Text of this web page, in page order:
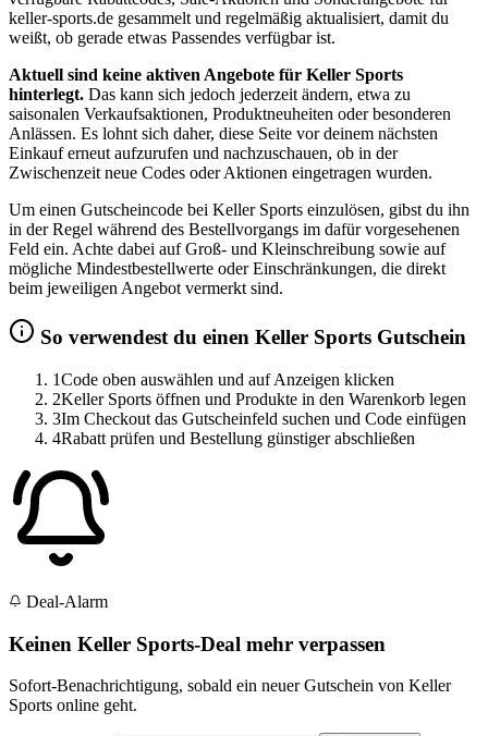
keller-sports.de gesammelt und regelmäßig aktualisiert, damit du
weißt, ob gerade etwas Passendes verfügbar ist.
Aktuell sind keine aktiven Angebote für Keller Sports
hinterlegt. Das kann sich jedoch jederzeit ändern, etwa zu
saisonalen Verkaufsaktionen, Produktneuheiten oder besonderen
Anlässen. Es lohnt sich daher, diese Seite vor deinem nächsten
Einkauf erneut aufzurufen und nachzuschauen, ob in der
Zwischenzeit neue Codes oder Aktionen eingetragen wurden.
Um einen Gutscheincode bei Keller Sports einzulösen, gibst du ihn
in der Regel während des Bestellvorgangs im dafür vorgesehenen
Feld ein. Achte dabei auf Groß- und Kleinschreibung sowie auf
mögliche Mindestbestellwerte oder Einschränkungen, die direkt
beim jeweiligen Angebot vermerkt sind.
So verwendest du einen Keller Sports Gutschein
1Code oben auswählen und auf Anzeigen klicken
2Keller Sports öffnen und Produkte in den Warenkorb legen
3Im Checkout das Gutscheinfeld suchen und Code einfügen
4Rabatt prüfen und Bestellung günstiger abschließen
Deal-Alarm
Keinen Keller Sports-Deal mehr verpassen
Sofort-Benachrichtigung, sobald ein neuer Gutschein von Keller
Sports online geht.